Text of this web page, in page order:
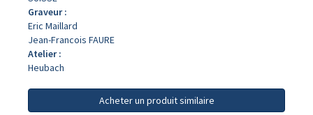
Graveur :
Eric Maillard
Jean-Francois FAURE
Atelier :
Heubach
Acheter un produit similaire